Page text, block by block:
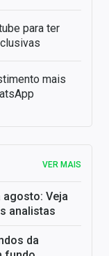
para ter
mais
VER MAIS
agosto: Veja
analistas
da